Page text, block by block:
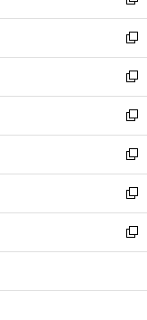
ウ
で
開
く
ン
ド
ウ
で
開
く
ウ
ィ
ン
ド
ウ
で
開
く
し
い
ウ
ィ
ン
ド
ウ
で
開
く
新
し
い
ウ
ィ
ン
ド
ウ
で
開
く
新
し
い
ウ
ィ
ン
ド
ウ
で
開
新
し
い
ウ
ィ
ン
ド
ウ
開
新
し
い
ウ
ィ
ン
ウ
新
し
い
ウ
ン
新
し
ウ